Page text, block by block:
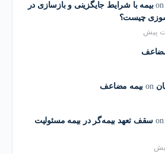
بیمه با شرایط جایگزینی و بازسازی در
چیست؟
بیمه مضاعف
سقف تعهد بیمه‌گر در بیمه مسئولیت